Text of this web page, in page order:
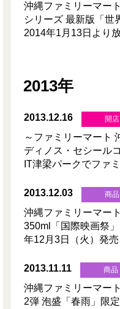
沖縄ファミリーマー
シリーズ 最新版「世
2014年1月13日より
2013年
2013.12.16 開店
～ファミリーマート
ディノス・セシール
IT津梁パークでファ
2013.12.03 商品
沖縄ファミリーマー
350ml「国際映画祭
年12月3日（火）発売
2013.11.11 商品
沖縄ファミリーマー
2弾 泡盛「春雨」限